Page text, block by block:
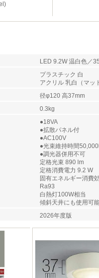
LED 9.2W 温白色／
プラスチック 白
アクリル 乳白（マッ
径φ120 高37mm
0.3kg
●18VA
●拡散パネル付
●AC100V
●光束維持時間
●調光器併用不可
定格光束 890 lm
定格消費電力 9.2 W
固有エネルギー消費
Ra93
白熱灯100W相当
傾斜天井にも使用可
2026年度版